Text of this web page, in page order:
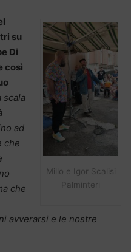
Millo e Igor Scalisi
Palminteri
su
Di
così
scala
ad
che
che
avverarsi e le nostre